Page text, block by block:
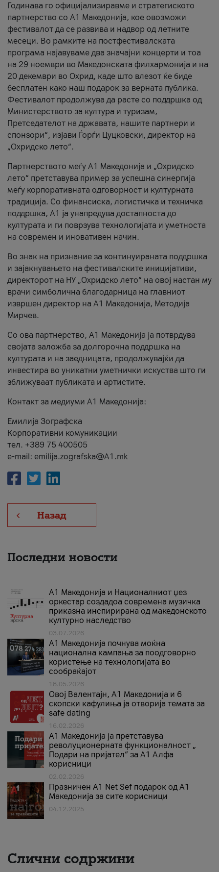
Годинава го официјализиравме и стратегиското
партнерство со А1 Македонија, кое овозможи
фестивалот да се развива и надвор од летните
месеци. Во рамките на постфестивалската
програма најавуваме два значајни концерти и тоа
на 29 ноември во Македонската филхармонија и на
20 декември во Охрид, каде што влезот ќе биде
бесплатен како наш подарок за верната публика.
Фестивалот продолжува да расте со поддршка од
Министерството за култура и туризам,
Претседателот на државата, нашите партнери и
спонзори“, изјави Ѓорѓи Цуцковски, директор на
„Охридско лето“.
Партнерството меѓу A1 Македонија и „Охридско
лето“ претставува пример за успешна синергија
меѓу корпоративната одговорност и културната
традиција. Со финансиска, логистичка и техничка
поддршка, A1 ја унапредува достапноста до
културата и ги поврзува технологијата и уметноста
на современ и иновативен начин.
Во знак на признание за континуираната поддршка
и зајакнувањето на фестивалските иницијативи,
директорот на НУ „Охридско лето“ на овој настан му
врачи симболична благодарница на главниот
извршен директор на A1 Македонија, Методија
Мирчев.
Со ова партнерство, A1 Македонија ја потврдува
својата заложба за долгорочна поддршка на
културата и на заедницата, продолжувајќи да
инвестира во уникатни уметнички искуства што ги
зближуваат публиката и артистите.
Контакт за медиуми А1 Македонија:
Емилија Зографска
Корпоративни комуникации
тел. +389 75 400505
e-mail: emilija.zografska@A1.mk
Назад
Последни новости
А1 Македонија и Националниот џез
оркестар создадоа современа музичка
приказна инспирирана од македонското
културно наследство
03.07.2026
A1 Македонија почнува моќна
национална кампања за поодговорно
користење на технологијата во
сообраќајот
18.05.2026
Овој Валентајн, A1 Македонија и 6
скопски кафулиња ја отворија темата за
safe dating
16.02.2026
А1 Македонија ја претставува
револуционерната функционалност „
Подари на пријател“ за А1 Алфа
корисници
02.02.2026
Празничен A1 Net Sеf подарок од А1
Македонија за сите корисници
04.12.2025
Слични содржини